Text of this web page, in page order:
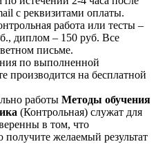
с реквизитами оплаты.
работа или тесты –
диплом – 150 руб. Все
письме.
по выполненной
производится на бесплатной
работы Методы обучения
(Контрольная) служат для
в том, что
желаемый результат